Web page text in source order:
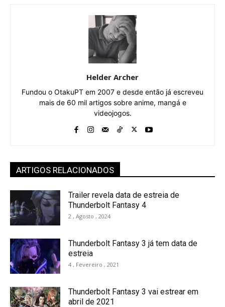
Helder Archer
Fundou o OtakuPT em 2007 e desde então já escreveu
mais de 60 mil artigos sobre anime, mangá e
videojogos.
ARTIGOS RELACIONADOS
Trailer revela data de estreia de
Thunderbolt Fantasy 4
2 , Agosto , 2024
Thunderbolt Fantasy 3 já tem data de
estreia
4 , Fevereiro , 2021
Thunderbolt Fantasy 3 vai estrear em
abril de 2021